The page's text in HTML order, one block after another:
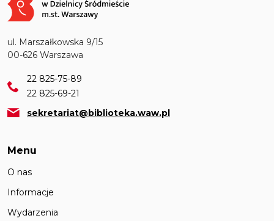
ul. Marszałkowska 9/15
00-626 Warszawa
22 825-75-89
22 825-69-21
sekretariat@biblioteka.waw.pl
Menu
O nas
Informacje
Wydarzenia